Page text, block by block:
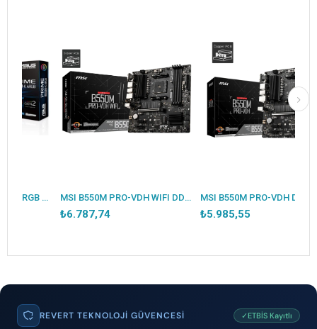
ASUS PRIME B550M-K ARGB DDR4 5100MHZ 1XHDMI 1XDP 2XM.2 USB 3.2 MATX AM4 (AMD AM4 5000/4000G/3000 SERİLERİ İLE UYUMLU) MSI B550M PRO-VDH WIFI DDR4 4400MHZ 1XVGA 1XHDMI 1XDP 2XM.2 USB 3.2 MATX AM4 (AMD 5000/4000G/3000 SERİLERİ İLE UYUMLU)
₺6.787,74 ₺5.985,55
REVERT TEKNOLOJI GÜVENCESI ✓ETBİS Kayıtlı